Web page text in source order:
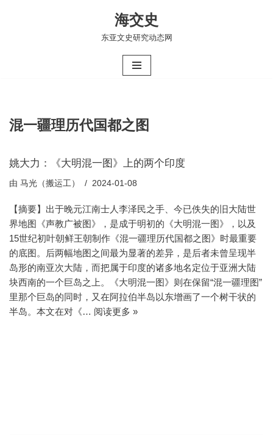
海交史
东亚文史研究动态网
混一疆理历代国都之图
姚大力：《大明混一图》上的两个印度
由 马光（搬运工） 2024-01-08
【摘要】出于晚元江南士人李泽民之手、今已佚失的旧大陆世
界地图《声教广被图》，是成于明初的《大明混一图》，以及
15世纪初叶朝鲜王朝制作《混一疆理历代国都之图》时最重要
的底图。后两幅地图之间最为显著的差异，是后者未曾呈现半
岛形的南亚次大陆，而把属于印度的诸多地名定位于亚洲大陆
块西南的一个巨岛之上。《大明混一图》则在保留“混一疆理图”
里那个巨岛的同时，又在阿拉伯半岛以东增画了一个树干状的
半岛。本文在对《… 阅读更多 »